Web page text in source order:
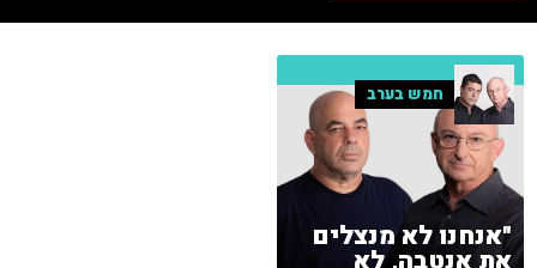
חמש בערב
"אנחנו לא מנצלים